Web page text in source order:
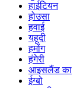
हाईटियन
होउसा
हवाई
यहूदी
हमोंग
हंगेरी
आइसलैंड का
ईग्बो